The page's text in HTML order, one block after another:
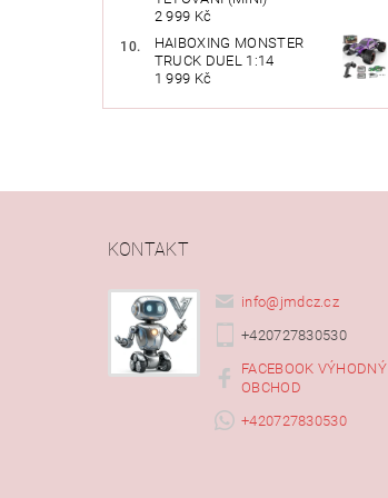
2 999 Kč
HAIBOXING MONSTER
TRUCK DUEL 1:14
1 999 Kč
KONTAKT
info@ jmdcz.cz
+420727830530
FACEBOOK VÝHODNÝ
OBCHOD
+420727830530